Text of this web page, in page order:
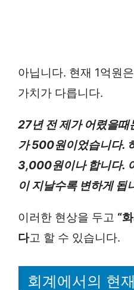
아닙니다. 현재 1억원
가치가 다릅니다.
27년 전 제가 어렸을때
가 500원이었습니다.
3,000원이나 합니다.
이 지날수록 변하게 됩
이러한 현상을 두고 “
다고 할 수 있습니다.
회계에서의 현